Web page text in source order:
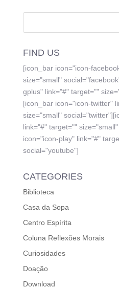
FIND US
[icon_bar icon="icon-
size="small"
gplus" link="#" target=""
[icon_bar icon="icon-twitter"
size="small"
link="#" target=""
icon="icon-play" link="#"
social="youtube"]
CATEGORIES
Biblioteca
Casa da Sopa
Centro Espírita
Coluna Reflexões Morais
Curiosidades
Doação
Download